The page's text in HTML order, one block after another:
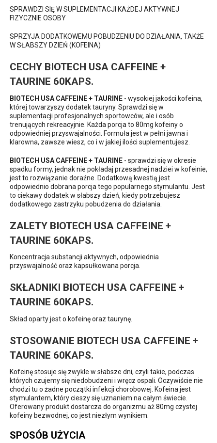
SPRAWDZI SIĘ W SUPLEMENTACJI KAŻDEJ AKTYWNEJ
FIZYCZNIE OSOBY
SPRZYJA DODATKOWEMU POBUDZENIU DO DZIAŁANIA, TAKŻE
W SŁABSZY DZIEŃ (KOFEINA)
CECHY BIOTECH USA CAFFEINE +
TAURINE 60KAPS.
BIOTECH USA CAFFEINE + TAURINE - wysokiej jakości kofeina,
której towarzyszy dodatek tauryny. Sprawdzi się w
suplementacji profesjonalnych sportowców, ale i osób
trenujących rekreacyjnie. Każda porcja to 80mg kofeiny o
odpowiedniej przyswajalności. Formuła jest w pełni jawna i
klarowna, zawsze wiesz, co i w jakiej ilości suplementujesz.
BIOTECH USA CAFFEINE + TAURINE - sprawdzi się w okresie
spadku formy, jednak nie pokładaj przesadnej nadziei w kofeinie,
jest to rozwiązanie doraźne. Dodatkową kwestią jest
odpowiednio dobrana porcja tego popularnego stymulantu. Jest
to ciekawy dodatek w słabszy dzień, kiedy potrzebujesz
dodatkowego zastrzyku pobudzenia do działania.
ZALETY BIOTECH USA CAFFEINE +
TAURINE 60KAPS.
Koncentracja substancji aktywnych, odpowiednia
przyswajalność oraz kapsułkowana porcja.
SKŁADNIKI BIOTECH USA CAFFEINE +
TAURINE 60KAPS.
Skład oparty jest o kofeinę oraz taurynę.
STOSOWANIE BIOTECH USA CAFFEINE +
TAURINE 60KAPS.
Kofeinę stosuje się zwykle w słabsze dni, czyli takie, podczas
których czujemy się niedobudzeni i wręcz ospali. Oczywiście nie
chodzi tu o żadne początki infekcji chorobowej. Kofeina jest
stymulantem, który cieszy się uznaniem na całym świecie.
Oferowany produkt dostarcza do organizmu aż 80mg czystej
kofeiny bezwodnej, co jest niezłym wynikiem.
SPOSÓB UŻYCIA